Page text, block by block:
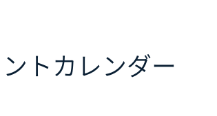
ト カレンダー